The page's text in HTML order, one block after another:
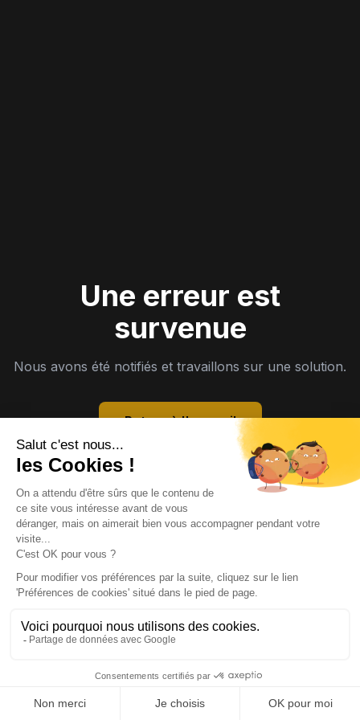
Une erreur est
survenue
Nous avons été notifiés et travaillons sur une solution.
Retour à l'accueil